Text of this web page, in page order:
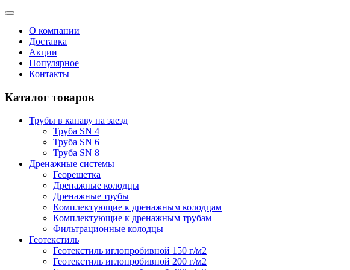
О компании
Доставка
Акции
Популярное
Контакты
Каталог товаров
Трубы в канаву на заезд
Труба SN 4
Труба SN 6
Труба SN 8
Дренажные системы
Георешетка
Дренажные колодцы
Дренажные трубы
Комплектующие к дренажным колодцам
Комплектующие к дренажным трубам
Фильтрационные колодцы
Геотекстиль
Геотекстиль иглопробивной 150 г/м2
Геотекстиль иглопробивной 200 г/м2